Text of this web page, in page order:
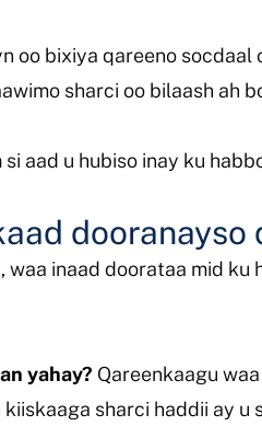
oo bixiya qareeno
sharci oo bilaash ah
si aad u hubiso inay ku
dooranayso
inaad doorataa mid
yahay? Qareenkaagu
sharci haddii ay u